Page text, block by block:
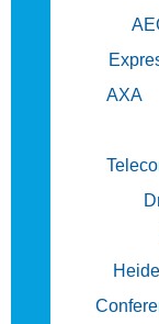
AXA